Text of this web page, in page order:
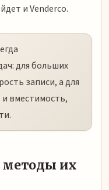
и Venderco.
для больших
записи, а для
вместимость,
методы их